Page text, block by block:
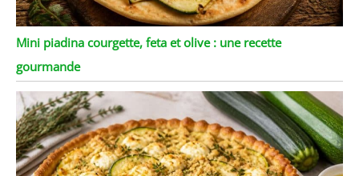
Mini piadina courgette, feta et olive : une recette
gourmande